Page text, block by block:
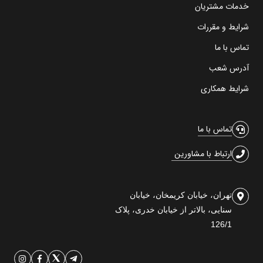
خدمات مشتریان
شرایط و مقررات
تماس با ما
آدرس شعب
شرایط همکاری
تماس با ما
ارتباط با مشاورین
تهران، خیابان کریمخان، خیابان
سنایی، بالاتر از خیابان خدری، پلاک
126/1